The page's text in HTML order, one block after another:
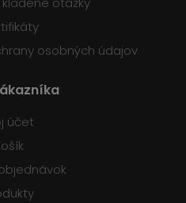
osobných údajov
účet